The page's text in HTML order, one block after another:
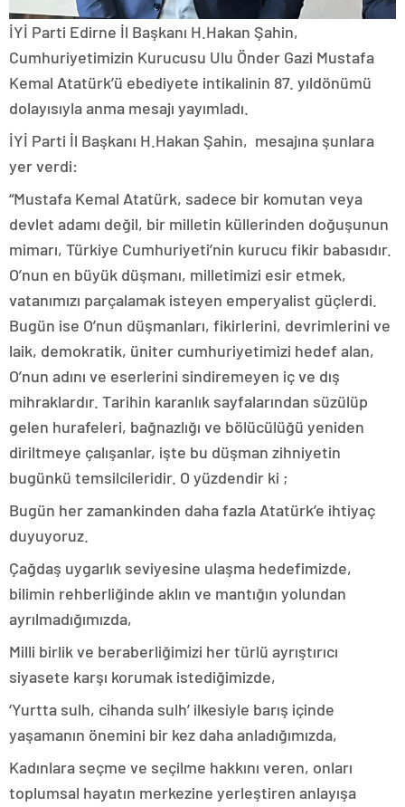
İYİ Parti Edirne İl Başkanı H.Hakan Şahin,
Cumhuriyetimizin Kurucusu Ulu Önder Gazi Mustafa
Kemal Atatürk’ü ebediyete intikalinin 87. yıldönümü
dolayısıyla anma mesajı yayımladı.
İYİ Parti İl Başkanı H.Hakan Şahin, mesajına şunlara
yer verdi:
“Mustafa Kemal Atatürk, sadece bir komutan veya
devlet adamı değil, bir milletin küllerinden doğuşunun
mimarı, Türkiye Cumhuriyeti’nin kurucu fikir babasıdır.
O’nun en büyük düşmanı, milletimizi esir etmek,
vatanımızı parçalamak isteyen emperyalist güçlerdi.
Bugün ise O’nun düşmanları, fikirlerini, devrimlerini ve
laik, demokratik, üniter cumhuriyetimizi hedef alan,
O’nun adını ve eserlerini sindiremeyen iç ve dış
mihraklardır. Tarihin karanlık sayfalarından süzülüp
gelen hurafeleri, bağnazlığı ve bölücülüğü yeniden
diriltmeye çalışanlar, işte bu düşman zihniyetin
bugünkü temsilcileridir. O yüzdendir ki ;
Bugün her zamankinden daha fazla Atatürk’e ihtiyaç
duyuyoruz.
Çağdaş uygarlık seviyesine ulaşma hedefimizde,
bilimin rehberliğinde aklın ve mantığın yolundan
ayrılmadığımızda,
Milli birlik ve beraberliğimizi her türlü ayrıştırıcı
siyasete karşı korumak istediğimizde,
‘Yurtta sulh, cihanda sulh’ ilkesiyle barış içinde
yaşamanın önemini bir kez daha anladığımızda,
Kadınlara seçme ve seçilme hakkını veren, onları
toplumsal hayatın merkezine yerleştiren anlayışa